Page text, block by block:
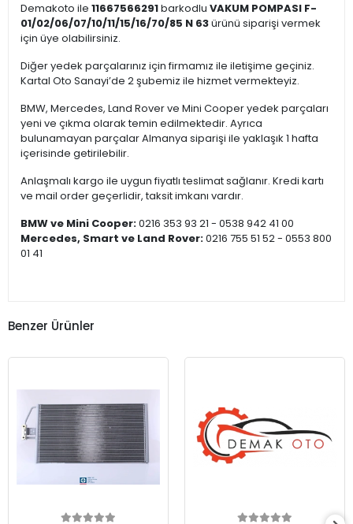
Demakoto ile 11667566291barkodlu VAKUM POMPASI F-
01/02/06/07/10/11/15/16/70/85 N 63ürünü siparişi vermek
için üye olabilirsiniz.
Diğer yedek parçalarınız için firmamız ile iletişime geçiniz.
Kartal Oto Sanayi’de 2 şubemiz ile hizmet vermekteyiz.
BMW, Mercedes, Land Rover ve Mini Cooper yedek parçaları
yeni ve çıkma olarak temin edilmektedir. Ayrıca
bulunamayan parçalar Almanya siparişi ile yaklaşık 1 hafta
içerisinde getirilebilir.
Anlaşmalı kargo ile uygun fiyatlı teslimat sağlanır. Kredi kartı
ve mail order geçerlidir, taksit imkanı vardır.
BMW ve Mini Cooper:0216 353 93 21 - 0538 942 41 00
Mercedes, Smart ve Land Rover:0216 755 51 52 - 0553 800
01 41
Benzer Ürünler